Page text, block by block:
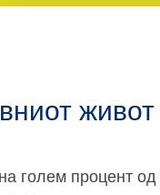
живот
голем процент од